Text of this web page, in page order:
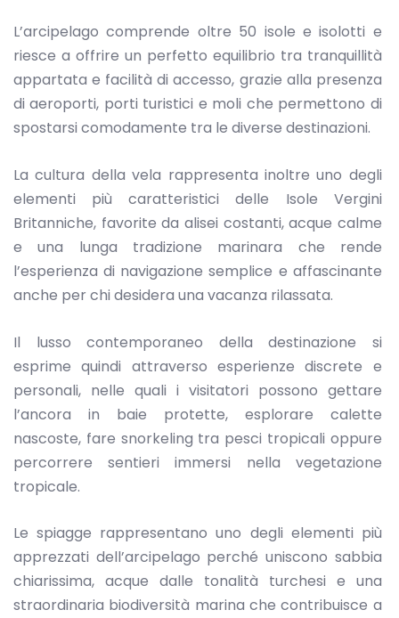
L’arcipelago comprende oltre 50 isole e isolotti e
riesce a offrire un perfetto equilibrio tra tranquillità
appartata e facilità di accesso, grazie alla presenza
di aeroporti, porti turistici e moli che permettono di
spostarsi comodamente tra le diverse destinazioni.
La cultura della vela rappresenta inoltre uno degli
elementi più caratteristici delle Isole Vergini
Britanniche, favorite da alisei costanti, acque calme
e una lunga tradizione marinara che rende
l’esperienza di navigazione semplice e affascinante
anche per chi desidera una vacanza rilassata.
Il lusso contemporaneo della destinazione si
esprime quindi attraverso esperienze discrete e
personali, nelle quali i visitatori possono gettare
l’ancora in baie protette, esplorare calette
nascoste, fare snorkeling tra pesci tropicali oppure
percorrere sentieri immersi nella vegetazione
tropicale.
Le spiagge rappresentano uno degli elementi più
apprezzati dell’arcipelago perché uniscono sabbia
chiarissima, acque dalle tonalità turchesi e una
straordinaria biodiversità marina che contribuisce a